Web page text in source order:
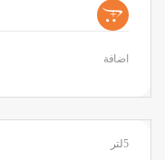
+
اضافة
5لتر